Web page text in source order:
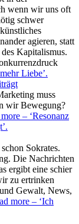
wenn wir uns oft
schwer
agieren, statt
Kapitalismus.
Liebe’.
muss
wir Bewegung?
– ‘Resonanz
.
Sokrates.
Die Nachrichten
ergibt eine schier
zu ertrinken
Gewalt, News,
more – ‘Ich